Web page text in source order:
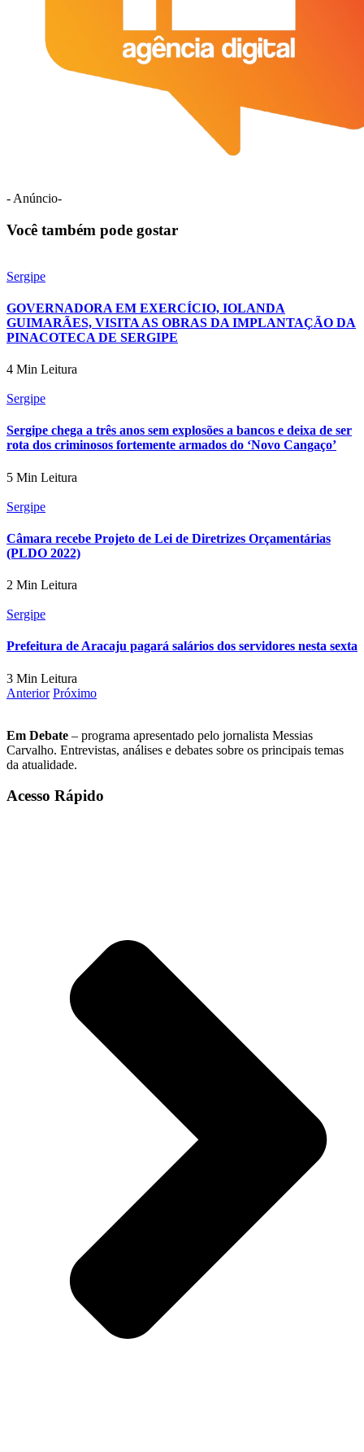
- Anúncio-
Você também pode gostar
Sergipe
GOVERNADORA EM EXERCÍCIO, IOLANDA
GUIMARÃES, VISITA AS OBRAS DA IMPLANTAÇÃO DA
PINACOTECA DE SERGIPE
4 Min Leitura
Sergipe
Sergipe chega a três anos sem explosões a bancos e deixa de ser
rota dos criminosos fortemente armados do ‘Novo Cangaço’
5 Min Leitura
Sergipe
Câmara recebe Projeto de Lei de Diretrizes Orçamentárias
(PLDO 2022)
2 Min Leitura
Sergipe
Prefeitura de Aracaju pagará salários dos servidores nesta sexta
3 Min Leitura
Anterior Próximo
Em Debate – programa apresentado pelo jornalista Messias
Carvalho. Entrevistas, análises e debates sobre os principais temas
da atualidade.
Acesso Rápido